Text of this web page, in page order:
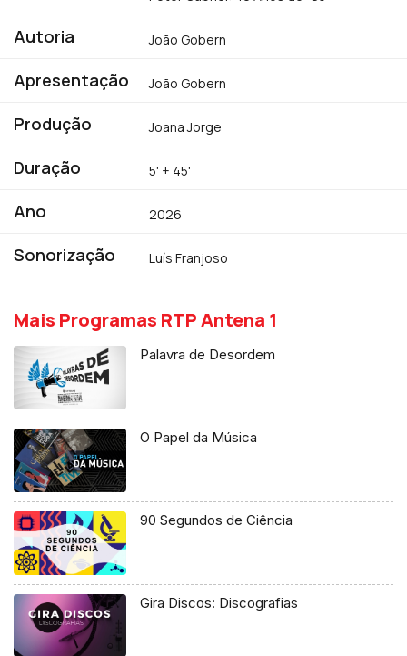
Autoria João Gobern
Apresentação João Gobern
Produção Joana Jorge
Duração 5' + 45'
Ano 2026
Sonorização Luís Franjoso
Mais Programas RTP Antena 1
Palavra de Desordem
O Papel da Música
90 Segundos de Ciência
Gira Discos: Discografias